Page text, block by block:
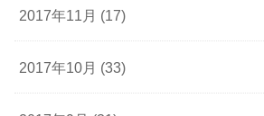
2017年11月 (17)
2017年10月 (33)